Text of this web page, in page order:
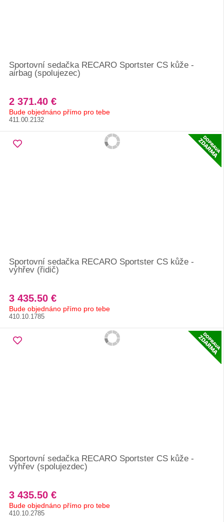
Sportovní sedačka RECARO Sportster CS kůže -
airbag (spolujezec)
2 371.40 €
Bude objednáno přímo pro tebe
411.00.2132
Sportovní sedačka RECARO Sportster CS kůže -
výhřev (řidič)
3 435.50 €
Bude objednáno přímo pro tebe
410.10.1785
Sportovní sedačka RECARO Sportster CS kůže -
výhřev (spolujezdec)
3 435.50 €
Bude objednáno přímo pro tebe
410.10.2785